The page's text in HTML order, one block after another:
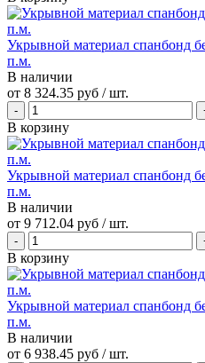
Укрывной материал спанбонд
п.м.
В наличии
от 8 324.35 руб / шт.
В корзину
Укрывной материал спанбонд
п.м.
В наличии
от 9 712.04 руб / шт.
В корзину
Укрывной материал спанбонд
п.м.
В наличии
от 6 938.45 руб / шт.